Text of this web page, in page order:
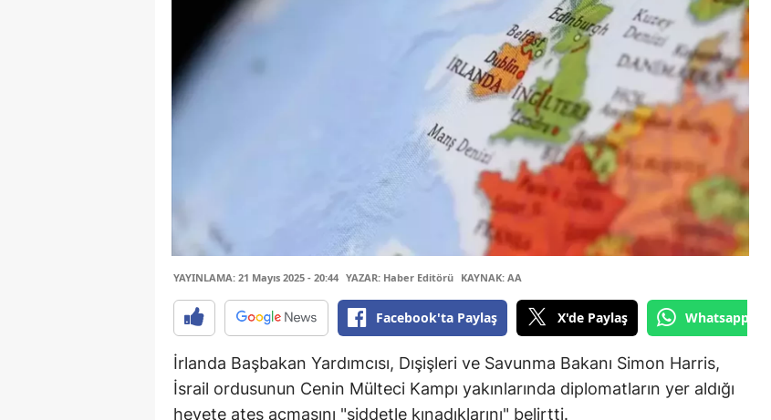
YAYINLAMA: 21 Mayıs 2025 - 20:44 YAZAR: Haber Editörü KAYNAK: AA
Facebook'ta Paylaş X'de Paylaş Whatsapp'tan
İrlanda Başbakan Yardımcısı, Dışişleri ve Savunma Bakanı Simon Harris,
İsrail ordusunun Cenin Mülteci Kampı yakınlarında diplomatların yer aldığı
heyete ateş açmasını "şiddetle kınadıklarını" belirtti.